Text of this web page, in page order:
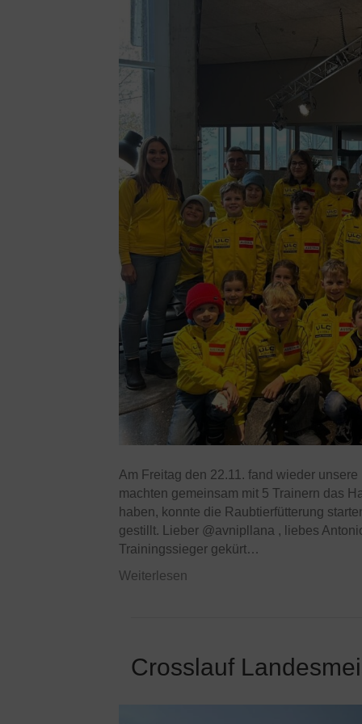
Am Freitag den 22.11. fand wieder
machten gemeinsam mit 5 Trainern das
haben, konnte die Raubtierfütterung
gestillt. Lieber @avnipllana , liebes
Trainingssieger gekürt…
Weiterlesen
Crosslauf